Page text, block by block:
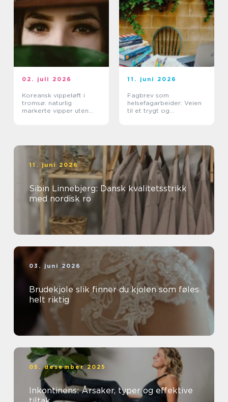
02. juli 2026
Koreansk vippeløft i
tromsø: naturlig
markerte vipper uten
11. juni 2026
Fagbrev som
helsefagarbeider: Veien
til et trygt og
11. juni 2026
Sibin Linnebjerg: Dansk kvalitetsstrikk
med nordisk ro
03. juni 2026
Brudekjole slik finner du kjolen som føles
helt riktig
05. desember 2025
Inkontinens: Årsaker, typer og effektive